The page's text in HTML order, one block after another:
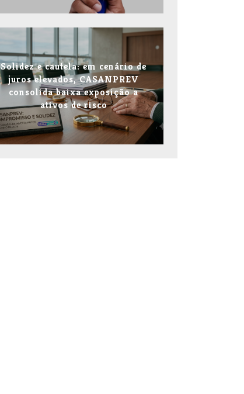
Solidez e cautela: em cenário de
juros elevados, CASANPREV
consolida baixa exposição a
ativos de risco